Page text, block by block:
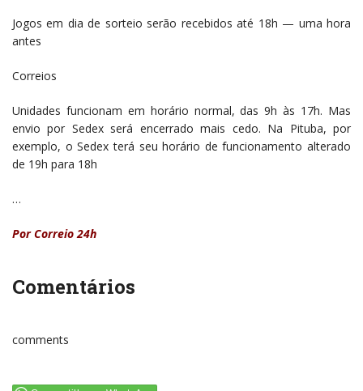
Jogos em dia de sorteio serão recebidos até 18h — uma hora
antes
Correios
Unidades funcionam em horário normal, das 9h às 17h. Mas
envio por Sedex será encerrado mais cedo. Na Pituba, por
exemplo, o Sedex terá seu horário de funcionamento alterado
de 19h para 18h
…
Por Correio 24h
Comentários
comments